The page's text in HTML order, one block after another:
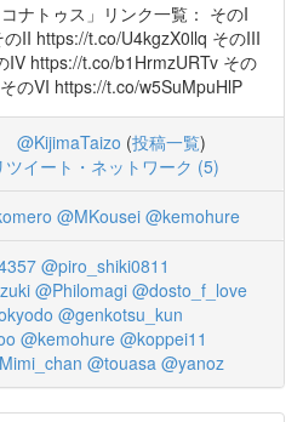
ナトゥス」リンク一覧： そのI
II https://t.co/U4kgzX0llq そのIII
IV https://t.co/b1HrmzURTv その
のVI https://t.co/w5SuMpuHlP
@KijimaTaizo (投稿一覧)
ツイート・ネットワーク (5)
@MKousei @kemohure
@piro_shiki0811
@Philomagi @dosto_f_love
@genkotsu_kun
@kemohure @koppei11
@touasa @yanoz